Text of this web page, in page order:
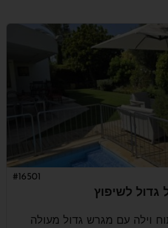
גדול לשיפוץ
#16501
וילה עם מגרש גדול מעולה